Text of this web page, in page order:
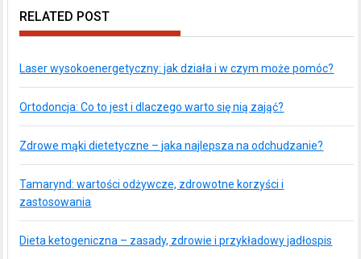
RELATED POST
Laser wysokoenergetyczny: jak działa i w czym może pomóc?
Ortodoncja: Co to jest i dlaczego warto się nią zająć?
Zdrowe mąki dietetyczne – jaka najlepsza na odchudzanie?
Tamarynd: wartości odżywcze, zdrowotne korzyści i
zastosowania
Dieta ketogeniczna – zasady, zdrowie i przykładowy jadłospis